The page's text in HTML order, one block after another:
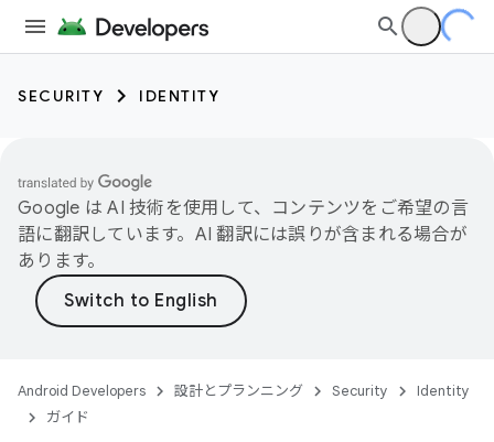
SECURITY IDENTITY
Google は AI 技術を使用して、コンテンツをご希望の言
語に翻訳しています。AI 翻訳には誤りが含まれる場合が
あります。
Android Developers 設計とプランニング Security
Identity
ガイド